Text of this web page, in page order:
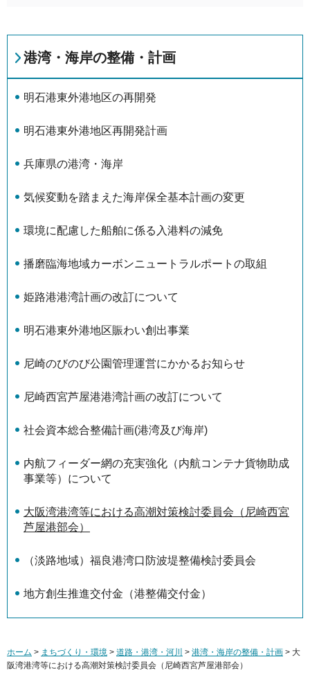
港湾・海岸の整備・計画
明石港東外港地区の再開発
明石港東外港地区再開発計画
兵庫県の港湾・海岸
気候変動を踏まえた海岸保全基本計画の変更
環境に配慮した船舶に係る入港料の減免
播磨臨海地域カーボンニュートラルポートの取組
姫路港港湾計画の改訂について
明石港東外港地区賑わい創出事業
尼崎のびのび公園管理運営にかかるお知らせ
尼崎西宮芦屋港港湾計画の改訂について
社会資本総合整備計画(港湾及び海岸)
内航フィーダー網の充実強化（内航コンテナ貨物助成
事業等）について
大阪湾港湾等における高潮対策検討委員会（尼崎西宮
芦屋港部会）
（淡路地域）福良港湾口防波堤整備検討委員会
地方創生推進交付金（港整備交付金）
ホーム > まちづくり・環境 > 道路・港湾・河川 > 港湾・海岸の整備・計画 > 大
阪湾港湾等における高潮対策検討委員会（尼崎西宮芦屋港部会）